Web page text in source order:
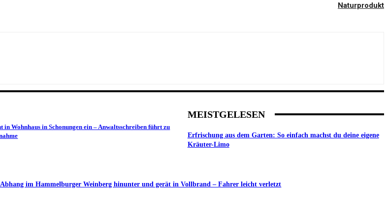
Naturprodukt
Wohnhaus in Schonungen ein – Anwaltsschreiben führt zu
MEISTGELESEN
Erfrischung aus dem Garten: So einfach machst du deine eigene
Kräuter-Limo
im Hammelburger Weinberg hinunter und gerät in Vollbrand – Fahrer leicht verletzt